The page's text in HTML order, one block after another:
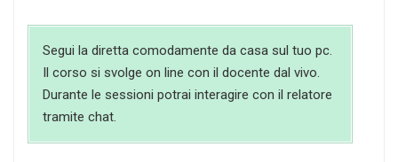
Segui la diretta comodamente da casa sul tuo pc.
Il corso si svolge on line con il docente dal vivo.
Durante le sessioni potrai interagire con il relatore
tramite chat.